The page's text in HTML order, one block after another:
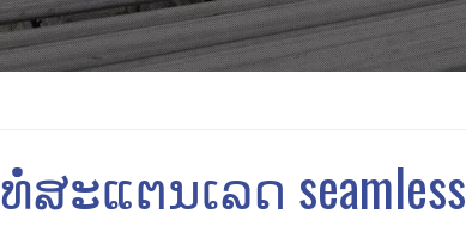
ທໍ່ສະແຕນເລດ seamless